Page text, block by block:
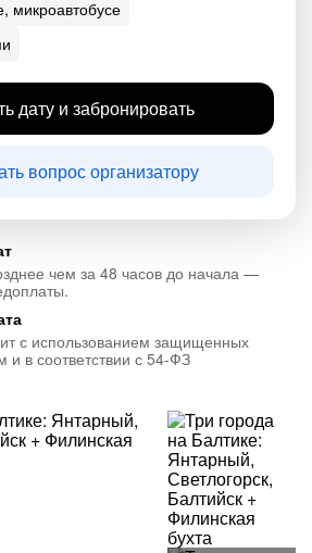
микроавтобусе
дату и забронировать
вопрос организатору
чем за 48 часов до начала —
с использованием защищенных
и в соответствии с 54-ФЗ